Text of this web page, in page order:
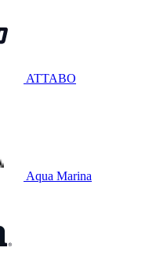
ATTABO
Aqua Marina